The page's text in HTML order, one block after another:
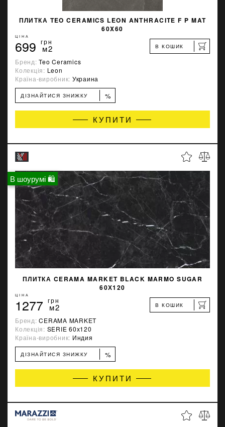
ПЛИТКА TEO CERAMICS LEON ANTHRACITE F P MAT
60X60
ЦІНА
699 грн
м2 В КОШИК
Бренд:Teo Ceramics
Колекція: Leon
Країна-виробник: Украина
ДІЗНАЙТИСЯ ЗНИЖКУ %
КУПИТИ
В шоурумі 🛍
ПЛИТКА CERAMA MARKET BLACK MARMO SUGAR
60Х120
ЦІНА
1277 грн
м2 В КОШИК
Бренд:CERAMA MARKET
Колекція: SERIE 60х120
Країна-виробник: Индия
ДІЗНАЙТИСЯ ЗНИЖКУ %
КУПИТИ